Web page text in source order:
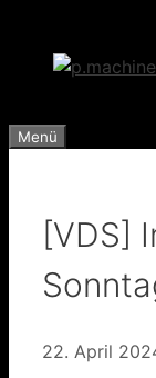
springen
Menü
[VDS]
22. April